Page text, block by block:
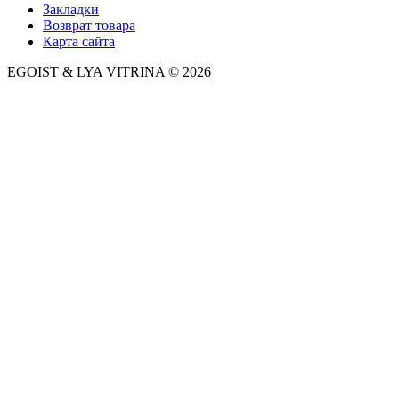
Закладки
Возврат товара
Карта сайта
EGOIST & LYA VITRINA © 2026